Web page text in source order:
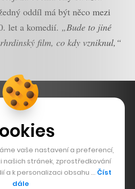
oddíl má být něco mezi
let a komedií. „Bude to jiné
film, co kdy vzniknul,“
vaše nastavení a preferencí,
našich stránek, zprostředkování
a k personalizaci obsahu … Číst
dále